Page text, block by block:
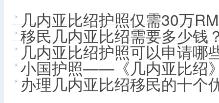
几内亚比绍护照仅需30万
移民几内亚比绍需要多少钱
几内亚比绍护照可以申请哪
小国护照——《几内亚比绍
办理几内亚比绍移民的十个